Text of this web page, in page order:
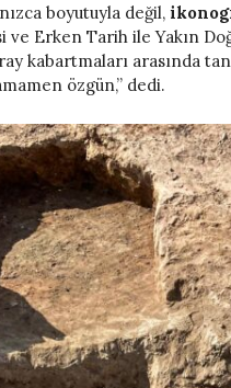
boyutuyla değil,
Erken Tarih ile Yakın
kabartmaları arasında
özgün,” dedi.